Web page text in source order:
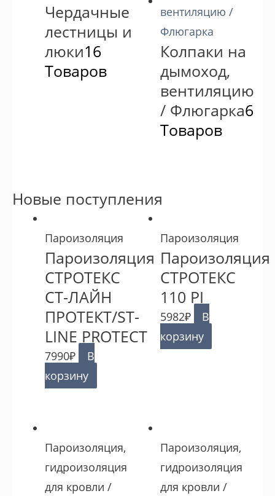
Чердачные
лестницы и
люки16
Товаров
Колпаки на
дымоход,
вентиляцию
/ Флюгарка6
Товаров
Новые поступления
Пароизоляция
Пароизоляция
СТРОТЕКС
СТ-ЛАЙН
ПРОТЕКТ/ST-
LINE PROTECT
7990₽
В
корзину
Пароизоляция
Пароизоляция
СТРОТЕКС
110 PI
5982₽
В
корзину
Пароизоляция,
гидроизоляция
для кровли /
Пароизоляция,
гидроизоляция
для кровли /